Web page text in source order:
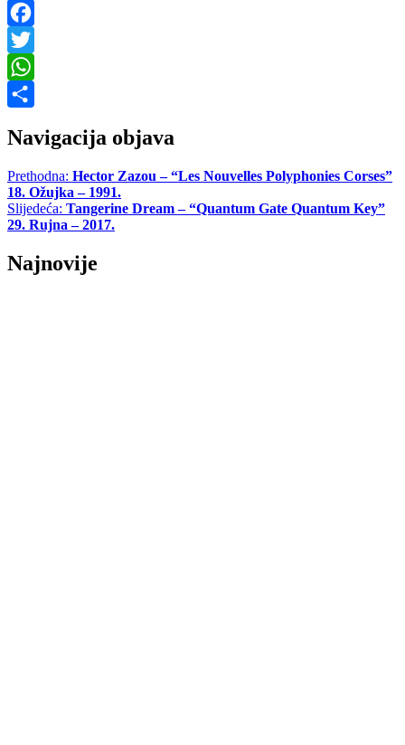
Facebook
Twitter
WhatsApp
Navigacija objava
Prethodna: Hector Zazou – “Les Nouvelles Polyphonies Corses”
18. Ožujka – 1991.
Slijedeća: Tangerine Dream – “Quantum Gate Quantum Key”
29. Rujna – 2017.
Najnovije